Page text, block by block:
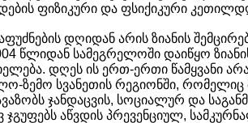
ფიზიკური და ფსიქიკური
დღიდან არის ზიანის
წლიდან სამეგრელოში დაიწყო
დღეს ის ერთ-ერთი წამყვანი
ზემო სვანეთის რეგიონში,
ჯანდაცვის, სოციალურ და
ჯგუფებს აწვდის პრევენციულ,